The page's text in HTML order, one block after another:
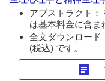
アブストラクト：
は基本料金に含ま
全文ダウンロード
(税込) です。
article